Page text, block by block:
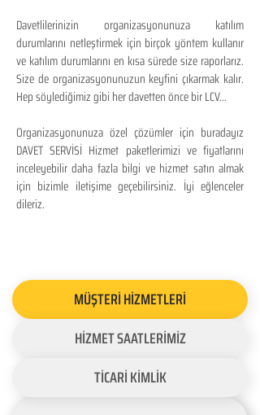
Davetlilerinizin organizasyonunuza katılım
durumlarını netleştirmek için birçok yöntem kullanır
ve katılım durumlarını en kısa sürede size raporlarız.
Size de organizasyonunuzun keyfini çıkarmak kalır.
Hep söylediğimiz gibi her davetten önce bir LCV...
Organizasyonunuza özel çözümler için buradayız
DAVET SERVİSİ Hizmet paketlerimizi ve fiyatlarını
inceleyebilir daha fazla bilgi ve hizmet satın almak
için bizimle iletişime geçebilirsiniz. İyi eğlenceler
dileriz.
MÜŞTERİ HİZMETLERİ
HİZMET SAATLERİMİZ
TİCARİ KİMLİK